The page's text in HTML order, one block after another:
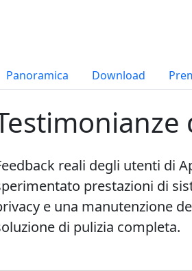
Panoramica Download
reali degli utenti di
prestazioni di
e una manutenzione
di pulizia completa.